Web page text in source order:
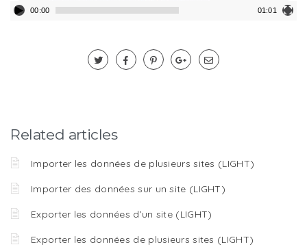
00:00 01:01
Related articles
Importer les données de plusieurs sites (LIGHT)
Importer des données sur un site (LIGHT)
Exporter les données d’un site (LIGHT)
Exporter les données de plusieurs sites (LIGHT)